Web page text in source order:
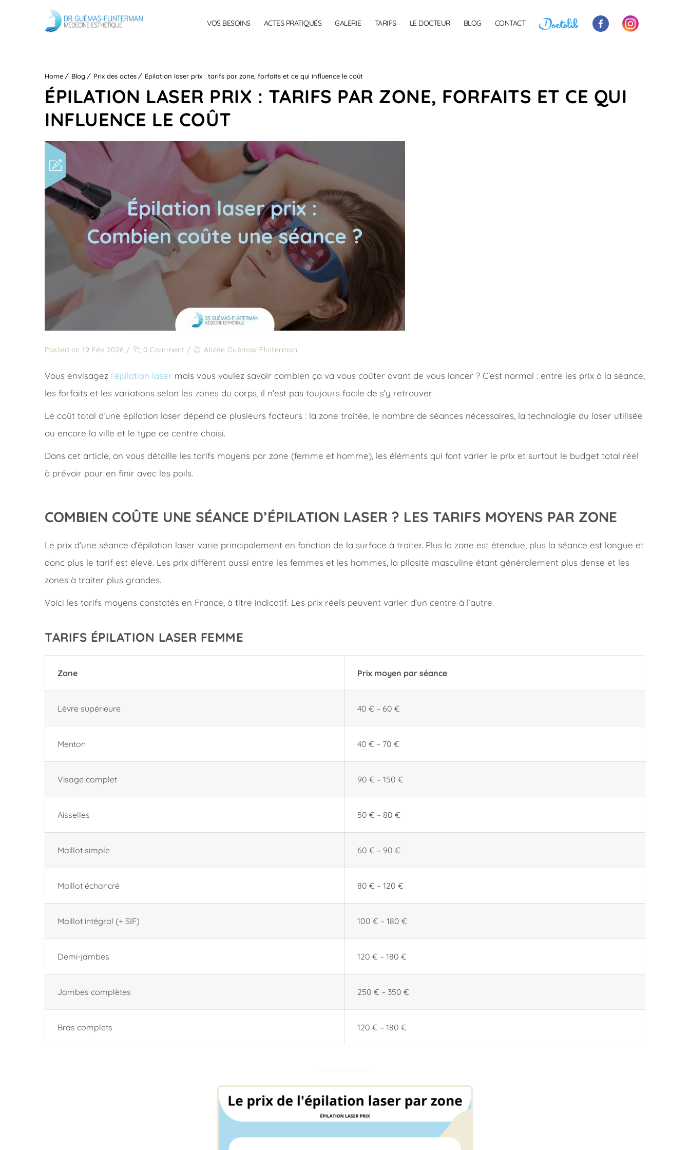
VOS BESOINS ACTES PRATIQUÉS GALERIE TARIFS LE DOCTEUR BLOG CONTACT
Home Blog Prix des actes Épilation laser prix : tarifs par zone, forfaits et ce qui influence le coût
ÉPILATION LASER PRIX : TARIFS PAR ZONE, FORFAITS ET CE QUI
INFLUENCE LE COÛT
Posted on 19 Fév 2026 / 0 Comment / Alizée Guémas-Flinterman
Vous envisagez l’épilation laser mais vous voulez savoir combien ça va vous coûter avant de vous lancer ? C’est normal : entre les prix à la séance,
les forfaits et les variations selon les zones du corps, il n’est pas toujours facile de s’y retrouver.
Le coût total d’une épilation laser dépend de plusieurs facteurs : la zone traitée, le nombre de séances nécessaires, la technologie du laser utilisée
ou encore la ville et le type de centre choisi.
Dans cet article, on vous détaille les tarifs moyens par zone (femme et homme), les éléments qui font varier le prix et surtout le budget total réel
à prévoir pour en finir avec les poils.
COMBIEN COÛTE UNE SÉANCE D’ÉPILATION LASER ? LES TARIFS MOYENS PAR ZONE
Le prix d’une séance d’épilation laser varie principalement en fonction de la surface à traiter. Plus la zone est étendue, plus la séance est longue et
donc plus le tarif est élevé. Les prix diffèrent aussi entre les femmes et les hommes, la pilosité masculine étant généralement plus dense et les
zones à traiter plus grandes.
Voici les tarifs moyens constatés en France, à titre indicatif. Les prix réels peuvent varier d’un centre à l’autre.
TARIFS ÉPILATION LASER FEMME
Zone Prix moyen par séance
Lèvre supérieure 40 € – 60 €
Menton 40 € – 70 €
Visage complet 90 € – 150 €
Aisselles 50 € – 80 €
Maillot simple 60 € – 90 €
Maillot échancré 80 € – 120 €
Maillot intégral (+ SIF) 100 € – 180 €
Demi-jambes 120 € – 180 €
Jambes complètes 250 € – 350 €
Bras complets 120 € – 180 €